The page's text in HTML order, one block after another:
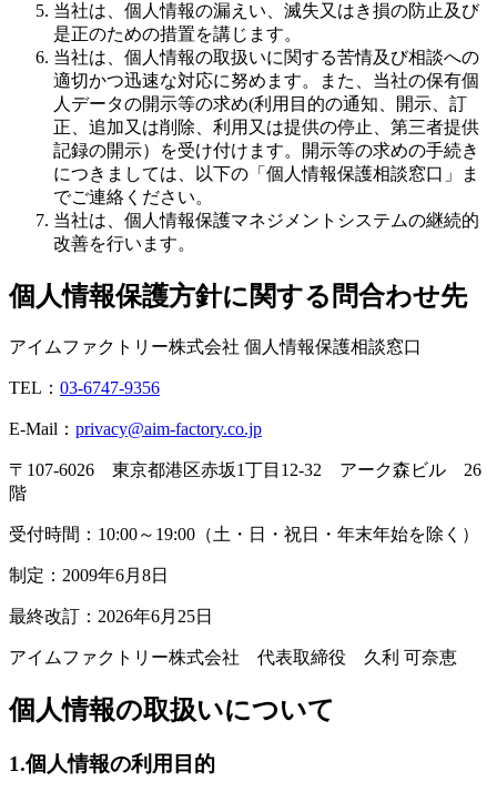
当社は、個人情報の漏えい、滅失又はき損の防止及び
是正のための措置を講じます。
当社は、個人情報の取扱いに関する苦情及び相談への
適切かつ迅速な対応に努めます。また、当社の保有個
人データの開示等の求め(利用目的の通知、開示、訂
正、追加又は削除、利用又は提供の停止、第三者提供
記録の開示）を受け付けます。開示等の求めの手続き
につきましては、以下の「個人情報保護相談窓口」ま
でご連絡ください。
当社は、個人情報保護マネジメントシステムの継続的
改善を行います。
個人情報保護方針に関する問合わせ先
アイムファクトリー株式会社 個人情報保護相談窓口
TEL： 03-6747-9356
E-Mail： privacy@aim-factory.co.jp
〒107-6026 東京都港区赤坂1丁目12-32 アーク森ビル 26
階
受付時間：10:00～19:00（土・日・祝日・年末年始を除く）
制定：2009年6月8日
最終改訂：2026年6月25日
アイムファクトリー株式会社 代表取締役 久利 可奈恵
個人情報の取扱いについて
1.個人情報の利用目的